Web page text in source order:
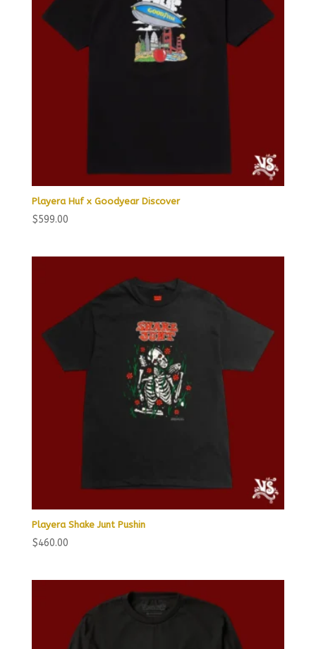
Playera Huf x Goodyear Discover
$599.00
Playera Shake Junt Pushin
$460.00